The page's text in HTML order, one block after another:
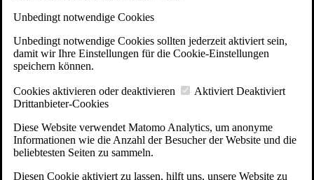
Unbedingt notwendige Cookies
Unbedingt notwendige Cookies sollten jederzeit aktiviert sein,
damit wir Ihre Einstellungen für die Cookie-Einstellungen
speichern können.
Cookies aktivieren oder deaktivieren Aktiviert Deaktiviert
Drittanbieter-Cookies
Diese Website verwendet Matomo Analytics, um anonyme
Informationen wie die Anzahl der Besucher der Website und die
beliebtesten Seiten zu sammeln.
Diesen Cookie aktiviert zu lassen, hilft uns, unsere Website zu